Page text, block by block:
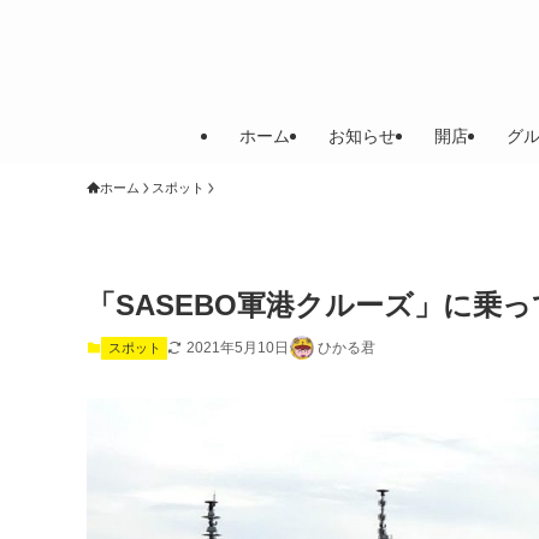
ホーム お知らせ 開店 グ
ホーム スポット
「SASEBO軍港クルーズ」に乗
スポット 2021年5月10日 ひかる君